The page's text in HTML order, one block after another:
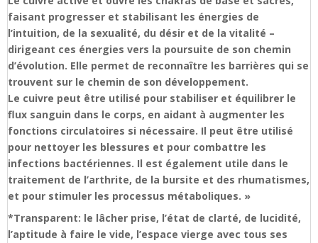
faisant progresser et stabilisant les énergies de
l’intuition, de la sexualité, du désir et de la vitalité –
dirigeant ces énergies vers la poursuite de son chemin
d’évolution. Elle permet de reconnaître les barrières qui se
trouvent sur le chemin de son développement.
Le cuivre peut être utilisé pour stabiliser et équilibrer le
flux sanguin dans le corps, en aidant à augmenter les
fonctions circulatoires si nécessaire. Il peut être utilisé
pour nettoyer les blessures et pour combattre les
infections bactériennes. Il est également utile dans le
traitement de l’arthrite, de la bursite et des rhumatismes,
et pour stimuler les processus métaboliques. »
*Transparent: le lâcher prise, l’état de clarté, de lucidité,
l’aptitude à faire le vide, l’espace vierge avec tous ses